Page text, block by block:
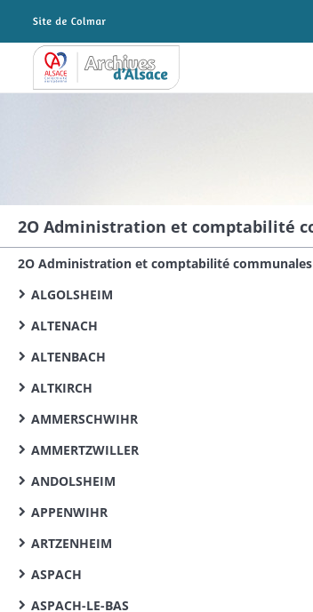
Archives Alsace - Colmar
2O Administration et comptabilité communales
ALGOLSHEIM
ALTENACH
ALTENBACH
ALTKIRCH
AMMERSCHWIHR
AMMERTZWILLER
ANDOLSHEIM
APPENWIHR
ARTZENHEIM
ASPACH
ASPACH-LE-BAS